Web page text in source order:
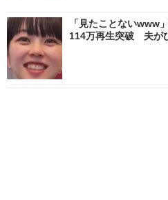
「見たことないwww
114万再生突破 夫が